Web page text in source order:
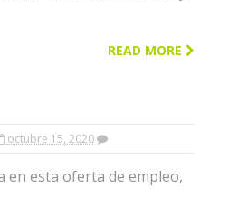
READ MORE
a Para
Blog
octubre 15, 2020
en esta oferta de empleo,